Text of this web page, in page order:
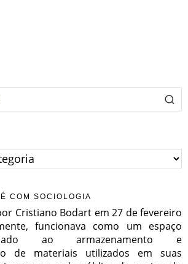
COM SOCIOLOGIA
Cristiano Bodart em 27 de fevereiro
funcionava como um espaço
ao armazenamento e
de materiais utilizados em suas